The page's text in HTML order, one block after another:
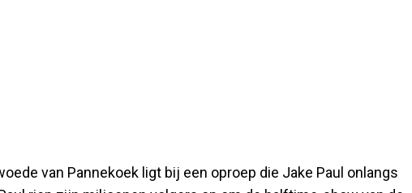
van Pannekoek ligt bij een oproep die Jake Paul onlangs